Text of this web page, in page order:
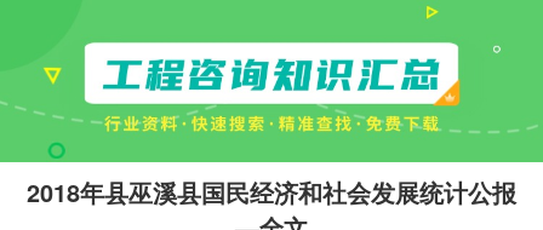
2018年县巫溪县国民经济和社会发展统计公报